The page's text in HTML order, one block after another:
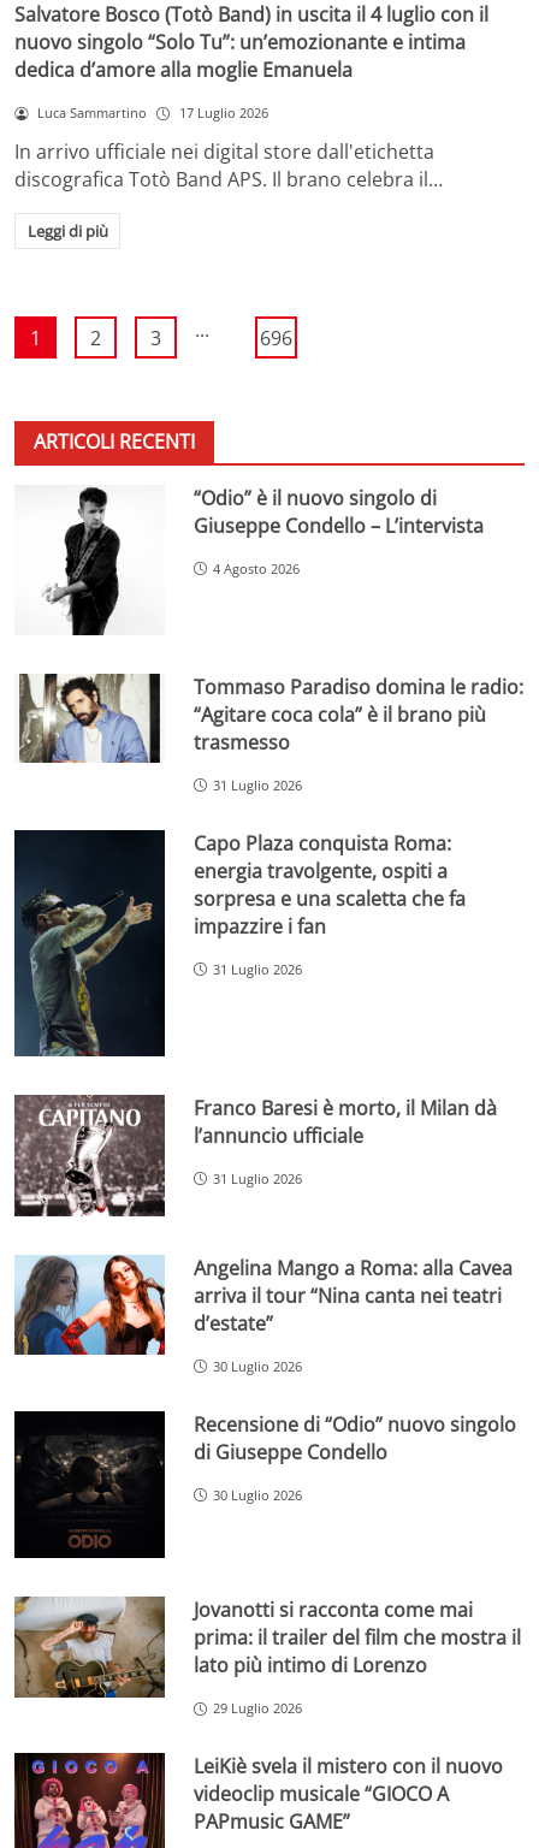
Salvatore Bosco (Totò Band) in uscita il 4 luglio con il
nuovo singolo “Solo Tu”: un’emozionante e intima
dedica d’amore alla moglie Emanuela
Luca Sammartino 17 Luglio 2026
In arrivo ufficiale nei digital store dall'etichetta
discografica Totò Band APS. Il brano celebra il…
Leggi di più
1 2 3 ... 696
ARTICOLI RECENTI
“Odio” è il nuovo singolo di
Giuseppe Condello – L’intervista
4 Agosto 2026
Tommaso Paradiso domina le radio:
“Agitare coca cola” è il brano più
trasmesso
31 Luglio 2026
Capo Plaza conquista Roma:
energia travolgente, ospiti a
sorpresa e una scaletta che fa
impazzire i fan
31 Luglio 2026
Franco Baresi è morto, il Milan dà
l’annuncio ufficiale
31 Luglio 2026
Angelina Mango a Roma: alla Cavea
arriva il tour “Nina canta nei teatri
d’estate”
30 Luglio 2026
Recensione di “Odio” nuovo singolo
di Giuseppe Condello
30 Luglio 2026
Jovanotti si racconta come mai
prima: il trailer del film che mostra il
lato più intimo di Lorenzo
29 Luglio 2026
LeiKiè svela il mistero con il nuovo
videoclip musicale “GIOCO A
PAPmusic GAME”